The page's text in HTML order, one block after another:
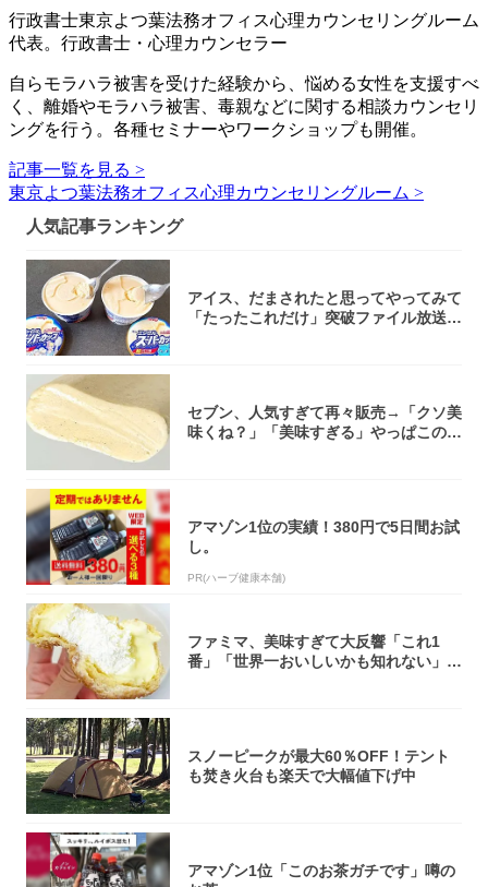
行政書士東京よつ葉法務オフィス心理カウンセリングルーム
代表。行政書士・心理カウンセラー
自らモラハラ被害を受けた経験から、悩める女性を支援すべ
く、離婚やモラハラ被害、毒親などに関する相談カウンセリ
ングを行う。各種セミナーやワークショップも開催。
記事一覧を見る >
東京よつ葉法務オフィス心理カウンセリングルーム >
人気記事ランキング
アイス、だまされたと思ってやってみて
「たったこれだけ」突破ファイル放送で
セブン、人気すぎて再々販売→「クソ美
味くね？」「美味すぎる」やっぱこのク
アマゾン1位の実績！380円で5日間お試
し。
PR(ハーブ健康本舗)
ファミマ、美味すぎて大反響「これ1
番」「世界一おいしいかも知れない」
スノーピークが最大60％OFF！テント
も焚き火台も楽天で大幅値下げ中
アマゾン1位「このお茶ガチです」噂の